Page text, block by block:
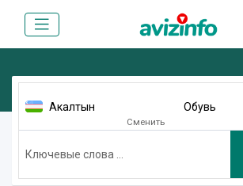
Акалтын
Сменить
Обувь